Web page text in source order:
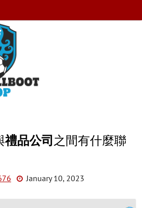
禮品公司之間有什麼聯
January 10, 2023